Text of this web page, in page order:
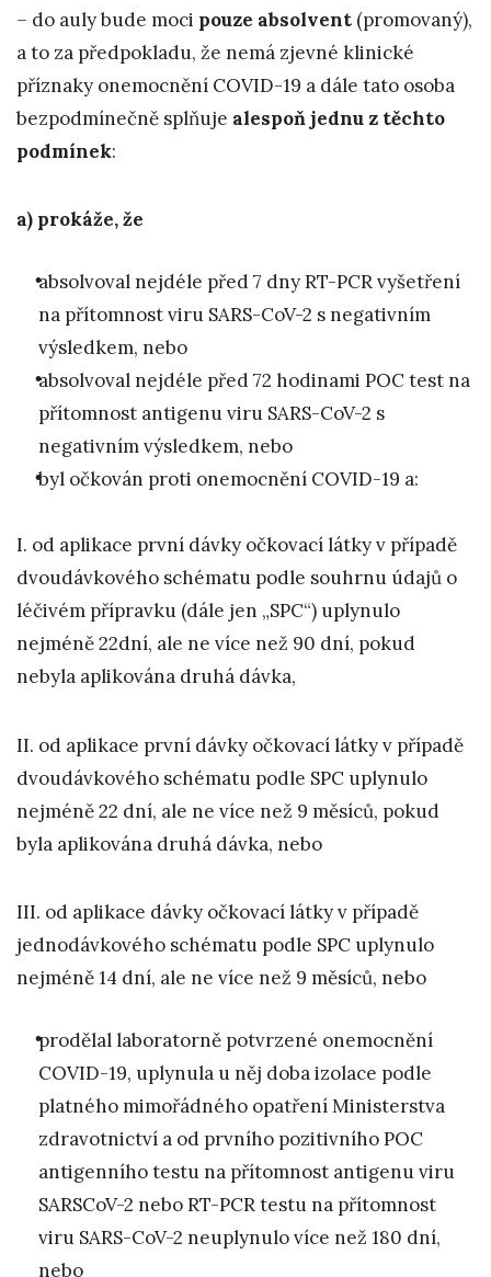
– do auly bude moci pouze absolvent (promovaný),
a to za předpokladu, že nemá zjevné klinické
příznaky onemocnění COVID-19 a dále tato osoba
bezpodmínečně splňuje alespoň jednu z těchto
podmínek:
a) prokáže, že
absolvoval nejdéle před 7 dny RT-PCR vyšetření
na přítomnost viru SARS-CoV-2 s negativním
výsledkem, nebo
absolvoval nejdéle před 72 hodinami POC test na
přítomnost antigenu viru SARS-CoV-2 s
negativním výsledkem, nebo
byl očkován proti onemocnění COVID-19 a:
I. od aplikace první dávky očkovací látky v případě
dvoudávkového schématu podle souhrnu údajů o
léčivém přípravku (dále jen „SPC“) uplynulo
nejméně 22dní, ale ne více než 90 dní, pokud
nebyla aplikována druhá dávka,
II. od aplikace první dávky očkovací látky v případě
dvoudávkového schématu podle SPC uplynulo
nejméně 22 dní, ale ne více než 9 měsíců, pokud
byla aplikována druhá dávka, nebo
III. od aplikace dávky očkovací látky v případě
jednodávkového schématu podle SPC uplynulo
nejméně 14 dní, ale ne více než 9 měsíců, nebo
prodělal laboratorně potvrzené onemocnění
COVID-19, uplynula u něj doba izolace podle
platného mimořádného opatření Ministerstva
zdravotnictví a od prvního pozitivního POC
antigenního testu na přítomnost antigenu viru
SARSCoV-2 nebo RT-PCR testu na přítomnost
viru SARS-CoV-2 neuplynulo více než 180 dní,
nebo